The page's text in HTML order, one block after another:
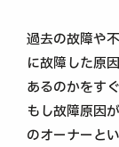
過去の故障や
に故障した原
あるのかをす
もし故障原因
のオーナーと